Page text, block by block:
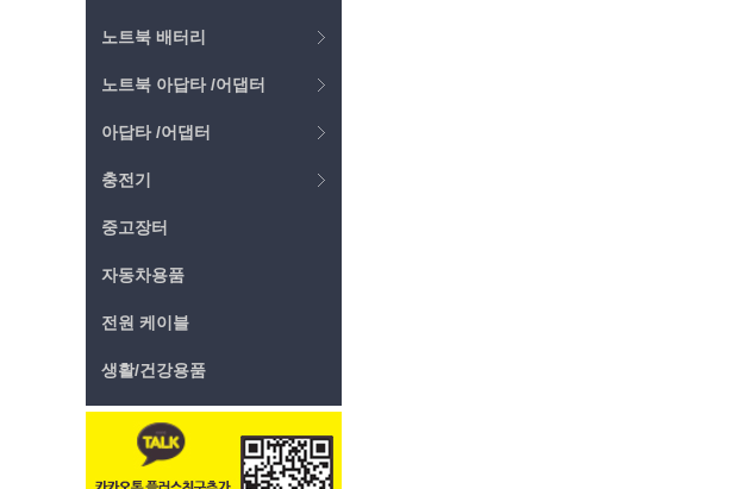
노트북 배터리
노트북 아답타 /어댑터
아답타 /어댑터
충전기
중고장터
자동차용품
전원 케이블
생활/건강용품